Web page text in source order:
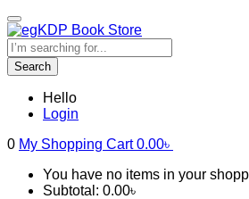
Search
Hello
Login
0 My Shopping Cart0.00৳
You have no items in your
Subtotal: 0.00৳